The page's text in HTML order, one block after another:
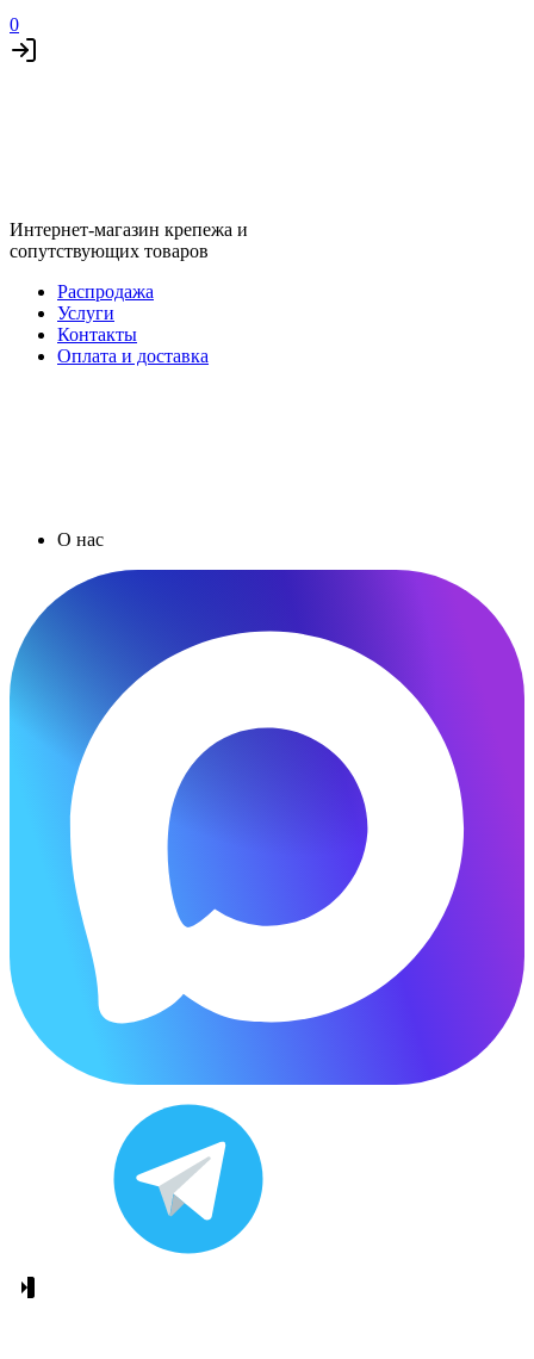
0
Интернет-магазин крепежа и
сопутствующих товаров
Распродажа
Услуги
Контакты
Оплата и доставка
О нас